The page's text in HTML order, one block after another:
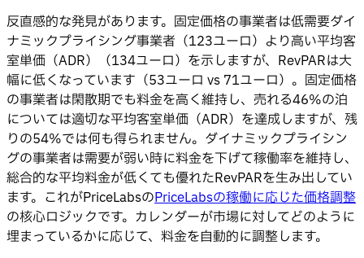
反直感的な発見があります。固定価格の事業者は低需要ダイ
ナミックプライシング事業者（123ユーロ）より高い平均客
室単価（ADR）（134ユーロ）を示しますが、RevPARは大
幅に低くなっています（53ユーロ vs 71ユーロ）。固定価格
の事業者は閑散期でも料金を高く維持し、売れる46%の泊
については適切な平均客室単価（ADR）を達成しますが、残
りの54%では何も得られません。ダイナミックプライシン
グの事業者は需要が弱い時に料金を下げて稼働率を維持し、
総合的な平均料金が低くても優れたRevPARを生み出してい
ます。これがPriceLabsのPriceLabsの稼働に応じた価格調整
の核心ロジックです。カレンダーが市場に対してどのように
埋まっているかに応じて、料金を自動的に調整します。